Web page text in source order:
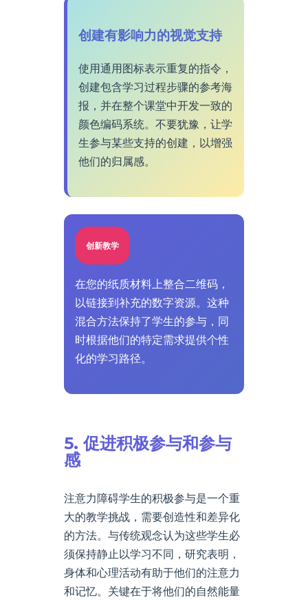
创建有影响力的视觉支持
使用通用图标表示重复的指令，
创建包含学习过程步骤的参考海
报，并在整个课堂中开发一致的
颜色编码系统。不要犹豫，让学
生参与某些支持的创建，以增强
他们的归属感。
创新教学
在您的纸质材料上整合二维码，
以链接到补充的数字资源。这种
混合方法保持了学生的参与，同
时根据他们的特定需求提供个性
化的学习路径。
5. 促进积极参与和参与
感
注意力障碍学生的积极参与是一个重
大的教学挑战，需要创造性和差异化
的方法。与传统观念认为这些学生必
须保持静止以学习不同，研究表明，
身体和心理活动有助于他们的注意力
和记忆。关键在于将他们的自然能量